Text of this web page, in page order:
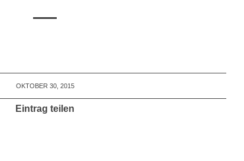
OKTOBER 30, 2015
Eintrag teilen